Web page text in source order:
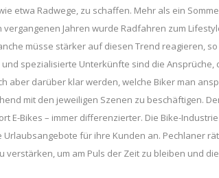
etwa Radwege, zu schaffen. Mehr als ein
vergangenen Jahren wurde Radfahren zum
müsse stärker auf diesen Trend reagieren,
spezialisierte Unterkünfte sind die
aber darüber klar werden, welche Biker man
mit den jeweiligen Szenen zu beschäftigen.
E-Bikes – immer differenzierter. Die Bike-
für ihre Kunden an. Pechlaner
verstärken, um am Puls der Zeit zu bleiben und